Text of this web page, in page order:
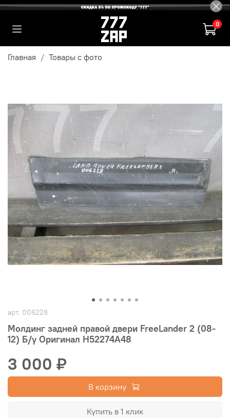
0
Главная Товары с фото
арт. 006228
Молдинг задней правой двери FreeLander 2 (08-
12) Б/у Оригинал H52274A48
3 000 ₽
В корзину
Купить в 1 клик